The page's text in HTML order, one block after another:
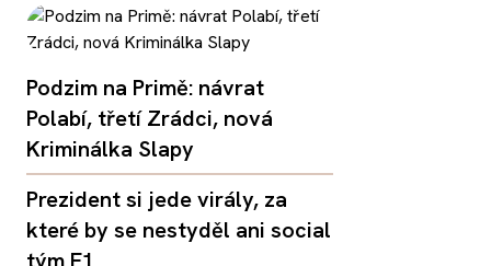
Podzim na Primě: návrat
Polabí, třetí Zrádci, nová
Kriminálka Slapy
Prezident si jede virály, za
které by se nestyděl ani social